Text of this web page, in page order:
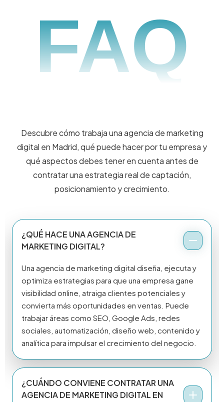
FAQ
Descubre cómo trabaja una agencia de marketing
digital en Madrid, qué puede hacer por tu empresa y
qué aspectos debes tener en cuenta antes de
contratar una estrategia real de captación,
posicionamiento y crecimiento.
¿QUÉ HACE UNA AGENCIA DE
MARKETING DIGITAL?
Una agencia de marketing digital diseña, ejecuta y
optimiza estrategias para que una empresa gane
visibilidad online, atraiga clientes potenciales y
convierta más oportunidades en ventas. Puede
trabajar áreas como SEO, Google Ads, redes
sociales, automatización, diseño web, contenido y
analítica para impulsar el crecimiento del negocio.
¿CUÁNDO CONVIENE CONTRATAR UNA
AGENCIA DE MARKETING DIGITAL EN